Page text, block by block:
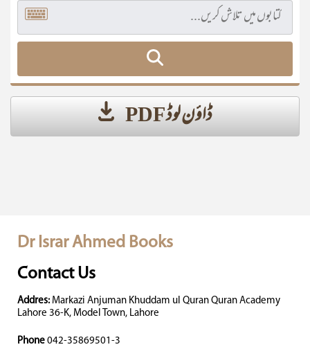
ڈاؤن لوڈ PDF
Dr Israr Ahmed Books
Contact Us
Addres: Markazi Anjuman Khuddam ul Quran Quran Academy
Lahore 36-K, Model Town, Lahore
Phone 042-35869501-3